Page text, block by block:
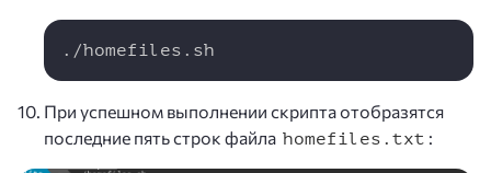
./homefiles.sh
При успешном выполнении скрипта отобразятся
последние пять строк файла homefiles.txt :